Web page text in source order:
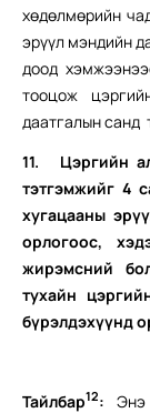
хөдөлмөрийн
эрүүл мэндийн
доод
тооцож
даатгалын санд
11.
Цэргийн
тэтгэмжийг 4
хугацааны
орлогоос,
жирэмсний
тухайн
бүрэлдэхүүнд
Тайлбар12: